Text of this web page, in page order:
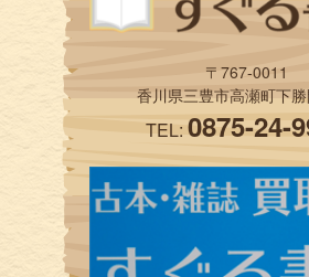
〒767-0011
香川県三豊市高瀬町下
TEL:0875-24-